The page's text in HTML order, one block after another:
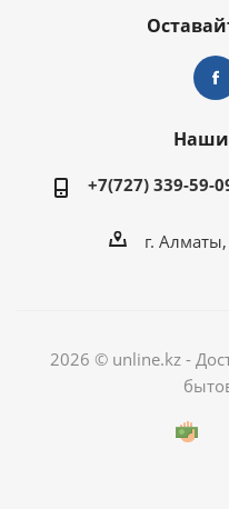
Наши
+7(727) 339-59-
г.
2026 © unline.kz -